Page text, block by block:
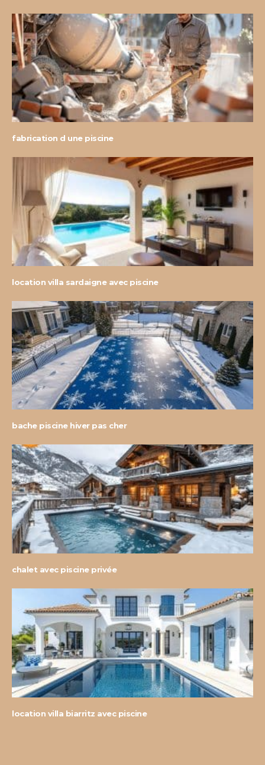
fabrication d une piscine
location villa sardaigne avec piscine
bache piscine hiver pas cher
chalet avec piscine privée
location villa biarritz avec piscine